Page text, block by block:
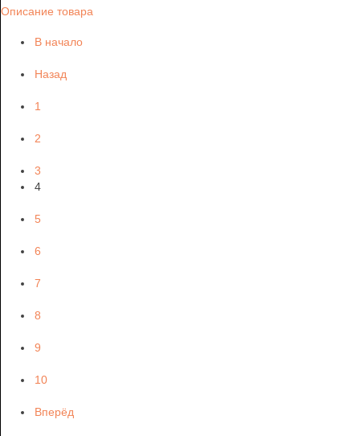
Описание товара
В начало
Назад
1
2
3
4
5
6
7
8
9
10
Вперёд